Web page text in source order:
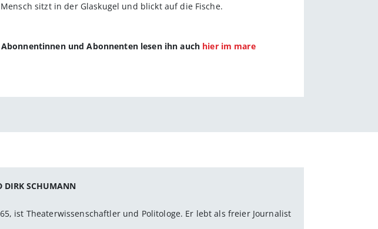
sitzt in der Glaskugel und blickt auf die Fische.
und Abonnenten lesen ihn auch hier im mare
DIRK SCHUMANN
ist Theaterwissenschaftler und Politologe. Er lebt als freier Journalist